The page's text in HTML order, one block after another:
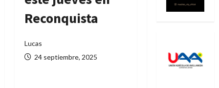
Reconquista
Lucas
24 septiembre, 2025